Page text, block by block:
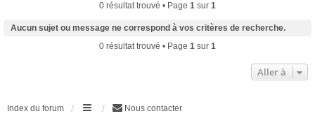
0 résultat trouvé • Page 1 sur 1
Aucun sujet ou message ne correspond à vos critères de recherche.
0 résultat trouvé • Page 1 sur 1
Aller à
Index du forum Nous contacter